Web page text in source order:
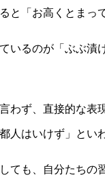
と「お高くとまっ
いるのが「ぶぶ漬
わず、直接的な表
はいけず」とい
ても、自分たちの